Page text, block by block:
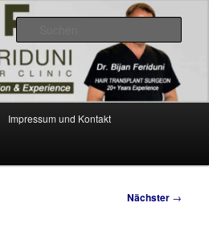
–
Impressum und Kontakt
Nächster →